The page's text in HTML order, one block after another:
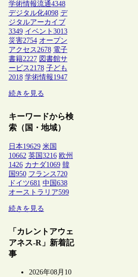
学術情報流通4348
デジタル化4098 デ
ジタルアーカイブ
3349 イベント 3013
災害2754 オープン
アクセス2678 電子
書籍2227 図書館サ
ービス2178 子ども
2018 学術情報1947
続きを見る
キーワードから検
索（国・地域）
日本19629 米国
10662 英国3216 欧州
1426 カナダ1069 韓
国950 フランス 720
ドイツ681 中国638
オーストラリア599
続きを見る
「カレントアウェ
アネス-R」新着記
事
2026年08月10